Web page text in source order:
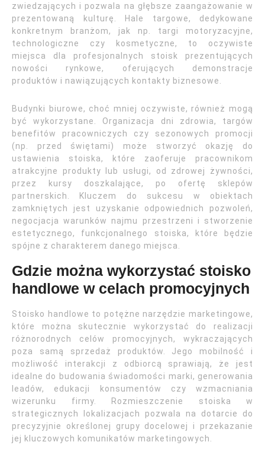
zwiedzających i pozwala na głębsze zaangażowanie w
prezentowaną kulturę. Hale targowe, dedykowane
konkretnym branżom, jak np. targi motoryzacyjne,
technologiczne czy kosmetyczne, to oczywiste
miejsca dla profesjonalnych stoisk prezentujących
nowości rynkowe, oferujących demonstracje
produktów i nawiązujących kontakty biznesowe.
Budynki biurowe, choć mniej oczywiste, również mogą
być wykorzystane. Organizacja dni zdrowia, targów
benefitów pracowniczych czy sezonowych promocji
(np. przed świętami) może stworzyć okazję do
ustawienia stoiska, które zaoferuje pracownikom
atrakcyjne produkty lub usługi, od zdrowej żywności,
przez kursy doszkalające, po ofertę sklepów
partnerskich. Kluczem do sukcesu w obiektach
zamkniętych jest uzyskanie odpowiednich pozwoleń,
negocjacja warunków najmu przestrzeni i stworzenie
estetycznego, funkcjonalnego stoiska, które będzie
spójne z charakterem danego miejsca.
Gdzie można wykorzystać stoisko
handlowe w celach promocyjnych
Stoisko handlowe to potężne narzędzie marketingowe,
które można skutecznie wykorzystać do realizacji
różnorodnych celów promocyjnych, wykraczających
poza samą sprzedaż produktów. Jego mobilność i
możliwość interakcji z odbiorcą sprawiają, że jest
idealne do budowania świadomości marki, generowania
leadów, edukacji konsumentów czy wzmacniania
wizerunku firmy. Rozmieszczenie stoiska w
strategicznych lokalizacjach pozwala na dotarcie do
precyzyjnie określonej grupy docelowej i przekazanie
jej kluczowych komunikatów marketingowych.